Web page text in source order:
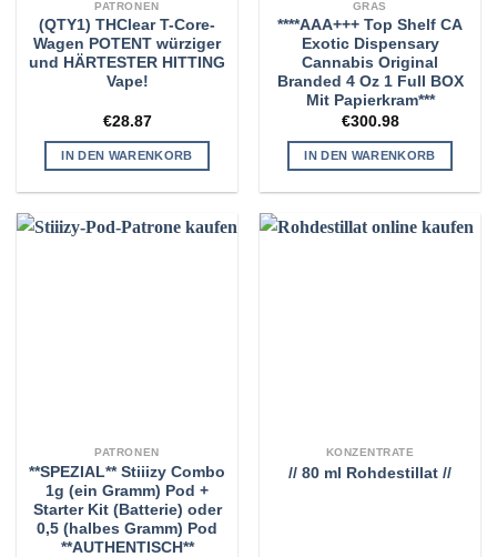
PATRONEN
(QTY1) THClear T-Core-
Wagen POTENT würziger
und HÄRTESTER HITTING
Vape!
€28.87
IN DEN WARENKORB
GRAS
****AAA+++ Top Shelf CA
Exotic Dispensary
Cannabis Original
Branded 4 Oz 1 Full BOX
Mit Papierkram***
€300.98
IN DEN WARENKORB
PATRONEN
**SPEZIAL** Stiiizy Combo
1g (ein Gramm) Pod +
Starter Kit (Batterie) oder
0,5 (halbes Gramm) Pod
**AUTHENTISCH**
KONZENTRATE
// 80 ml Rohdestillat //